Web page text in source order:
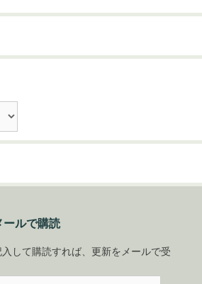
ールで購読
して購読すれば、更新をメールで受